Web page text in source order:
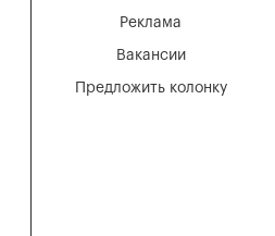
Вакансии
Реклама
Предложить колонку